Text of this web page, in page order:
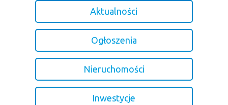
Aktualności
Ogłoszenia
Nieruchomości
Inwestycje